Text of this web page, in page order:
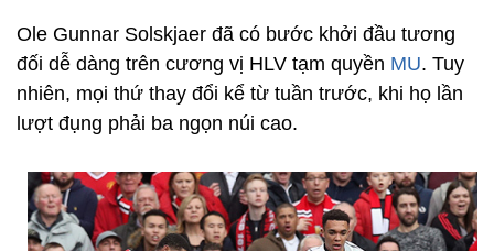
Ole Gunnar Solskjaer đã có bước khởi đầu tương
đối dễ dàng trên cương vị HLV tạm quyền MU. Tuy
nhiên, mọi thứ thay đổi kể từ tuần trước, khi họ lần
lượt đụng phải ba ngọn núi cao.